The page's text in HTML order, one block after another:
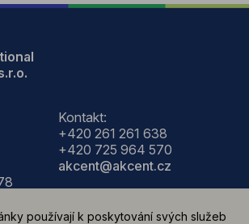
Kontakt:
+420 261 261 638
+420 725 964 570
akcent@akcent.cz
používají k poskytování svých služeb